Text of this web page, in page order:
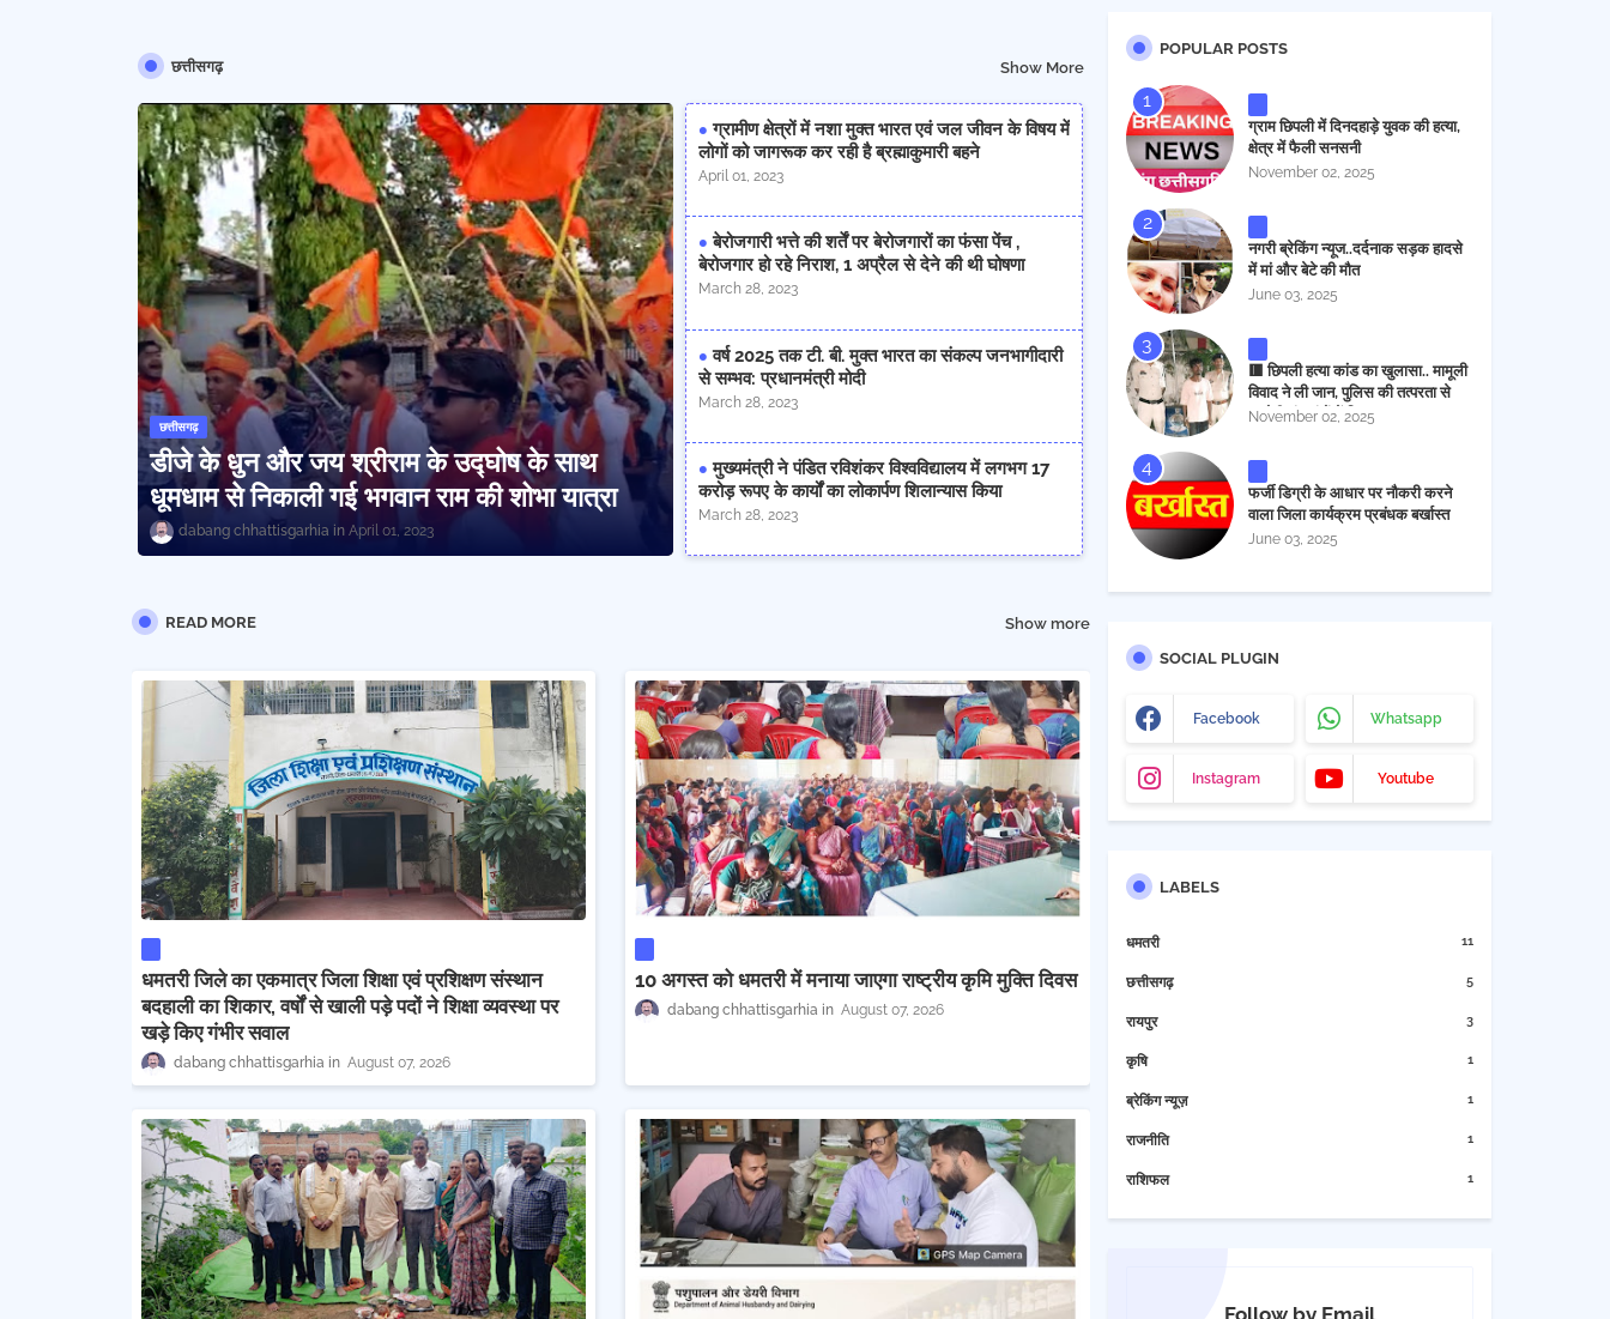
छत्तीसगढ़ Show More
छत्तीसगढ़
डीजे के धुन और जय श्रीराम के उद्घोष के साथ
धूमधाम से निकाली गई भगवान राम की शोभा यात्रा
dabang chhattisgarhia April 01, 2023
ग्रामीण क्षेत्रों में नशा मुक्त भारत एवं जल जीवन के विषय में
लोगों को जागरूक कर रही है ब्रह्माकुमारी बहने
April 01, 2023
बेरोजगारी भत्ते की शर्तें पर बेरोजगारों का फंसा पेंच ,
बेरोजगार हो रहे निराश, 1 अप्रैल से देने की थी घोषणा
March 28, 2023
वर्ष 2025 तक टी. बी. मुक्त भारत का संकल्प जनभागीदारी
से सम्भव: प्रधानमंत्री मोदी
March 28, 2023
मुख्यमंत्री ने पंडित रविशंकर विश्वविद्यालय में लगभग 17
करोड़ रूपए के कार्यों का लोकार्पण शिलान्यास किया
March 28, 2023
READ MORE Show more
धमतरी जिले का एकमात्र जिला शिक्षा एवं प्रशिक्षण संस्थान
बदहाली का शिकार, वर्षों से खाली पड़े पदों ने शिक्षा व्यवस्था पर
खड़े किए गंभीर सवाल
dabang chhattisgarhia August 07, 2026
10 अगस्त को धमतरी में मनाया जाएगा राष्ट्रीय कृमि मुक्ति दिवस
dabang chhattisgarhia August 07, 2026
POPULAR POSTS
ग्राम छिपली में दिनदहाड़े युवक की हत्या,
क्षेत्र में फैली सनसनी
November 02, 2025
नगरी ब्रेकिंग न्यूज..दर्दनाक सड़क हादसे
में मां और बेटे की मौत
June 03, 2025
🟥 छिपली हत्या कांड का खुलासा.. मामूली
विवाद ने ली जान, पुलिस की तत्परता से
आरोपी चंद घंटों में गिरफ्तार
November 02, 2025
फर्जी डिग्री के आधार पर नौकरी करने
वाला जिला कार्यक्रम प्रबंधक बर्खास्त
June 03, 2025
SOCIAL PLUGIN
Facebook Whatsapp
Instagram Youtube
LABELS
धमतरी 11
छत्तीसगढ़ 5
रायपुर 3
कृषि 1
ब्रेकिंग न्यूज़ 1
राजनीति 1
राशिफल 1
Follow by Email